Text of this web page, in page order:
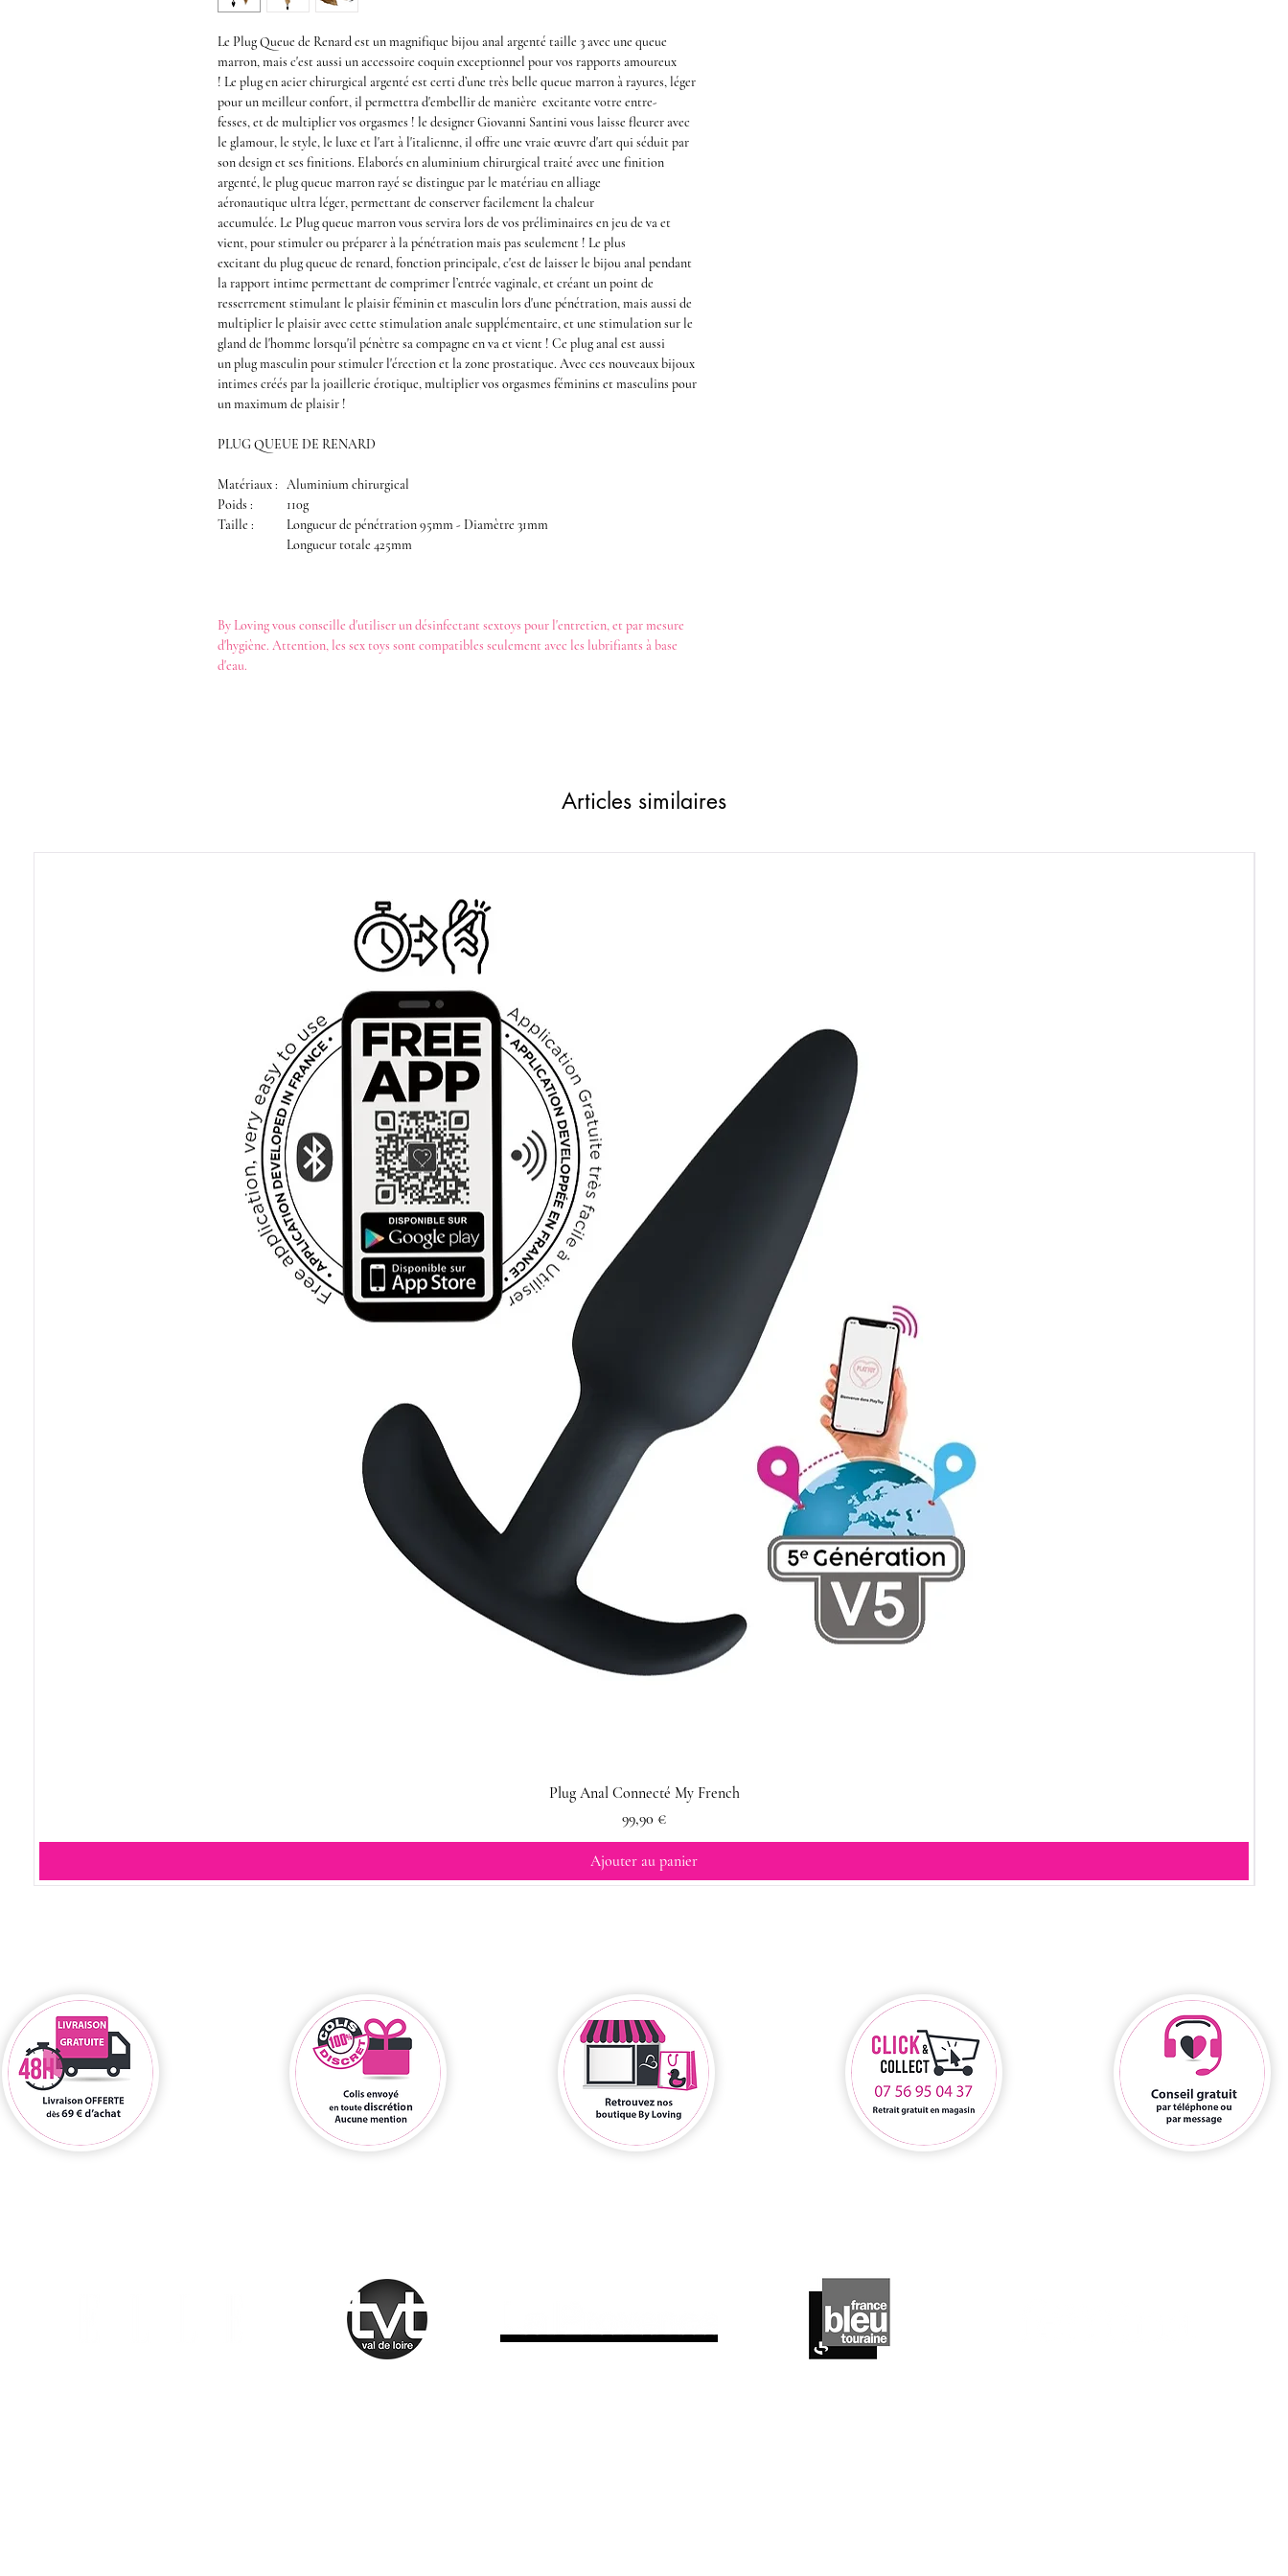
Le Plug Queue de Renardest un magnifique bijou anal argenté taille 3 avec une queue
marron,mais c'est aussi un accessoire coquin exceptionnel pour vos rapports amoureux
! Le plug en acier chirurgical argenté est certi d’une très belle queue marron à rayures, léger
pour un meilleur confort, il permettra d'embellir de manière excitante votre entre-
fesses, et de multiplier vos orgasmes ! le designerGiovanni Santini vous laisse fleurer avec
le glamour, le style, le luxe et l'art à l'italienne, il offre une vraie œuvre d'art qui séduit par
son design et ses finitions. Elaborés en aluminium chirurgical traité avec une finition
argenté, le plug queue marron rayé se distingue par le matériau en alliage
aéronautique ultra léger, permettant de conserver facilement la chaleur
accumulée. Le Plug queue marronvous servira lors de vos préliminaires en jeu de va et
vient, pour stimuler ou préparer à lapénétrationmais pas seulement ! Le plus
excitant duplug queue de renard,fonction principale, c'est de laisser le bijou anal pendant
la rapport intime permettant de comprimer l’entrée vaginale, et créant un point de
resserrement stimulant le plaisir féminin et masculin lors d'une pénétration, mais aussi de
multiplier le plaisir avec cette stimulation anale supplémentaire, et une stimulation sur le
gland de l'homme lorsqu'il pénètre sa compagne en va et vient ! Ce plug anal est aussi
unplug masculinpour stimuler l'érection et la zone prostatique. Avec ces nouveauxbijoux
intimes créés par la joaillerie érotique, multiplier vos orgasmes féminins et masculins pour
un maximum de plaisir !
PLUG QUEUE DE RENARD
Matériaux : Aluminium chirurgical
Poids :
110g
Taille :
Longueur de pénétration 95mm - Diamètre 31mm
Longueur totale 425mm
By Lovingvous conseille d'utiliser undésinfectant sextoys pour l'entretien, et par mesure
d'hygiène. Attention, les sex toys sont compatibles seulement avec les lubrifiants à base
d'eau.
Articles similaires
Plug Anal Connecté My French
Prix
99,90 €
Ajouter au panier